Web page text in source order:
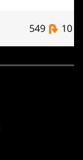
10
549